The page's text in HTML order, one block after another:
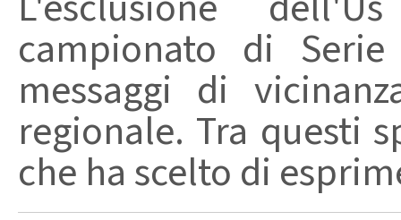
campionato di
messaggi di
regionale. Tra questi
che ha scelto di